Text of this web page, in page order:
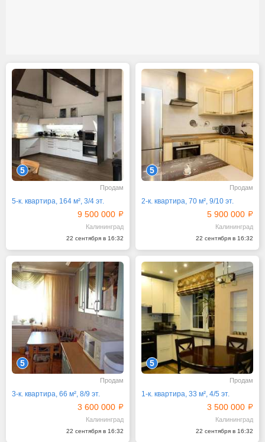
5
Продам
5-к. квартира, 164 м², 3/4 эт.
9 500 000
Калининград
22 сентября в 16:32
5
Продам
2-к. квартира, 70 м², 9/10 эт.
5 900 000
Калининград
22 сентября в 16:32
5
Продам
3-к. квартира, 66 м², 8/9 эт.
3 600 000
Калининград
22 сентября в 16:32
5
Продам
1-к. квартира, 33 м², 4/5 эт.
3 500 000
Калининград
22 сентября в 16:32